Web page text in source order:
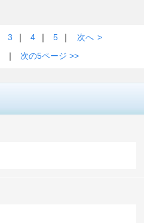
3 ｜ 4 ｜ 5 ｜ 次へ >
｜ 次の5ページ >>